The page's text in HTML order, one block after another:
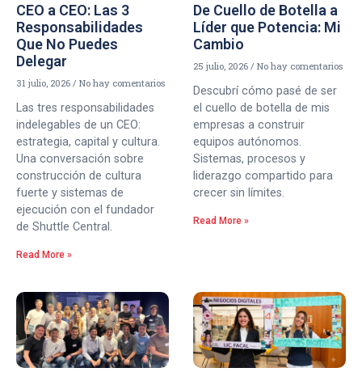
CEO a CEO: Las 3
Responsabilidades
Que No Puedes
Delegar
31 julio, 2026 No hay comentarios
Las tres responsabilidades
indelegables de un CEO:
estrategia, capital y cultura.
Una conversación sobre
construcción de cultura
fuerte y sistemas de
ejecución con el fundador
de Shuttle Central.
Read More »
De Cuello de Botella a
Líder que Potencia: Mi
Cambio
25 julio, 2026 No hay comentarios
Descubrí cómo pasé de ser
el cuello de botella de mis
empresas a construir
equipos autónomos.
Sistemas, procesos y
liderazgo compartido para
crecer sin límites.
Read More »